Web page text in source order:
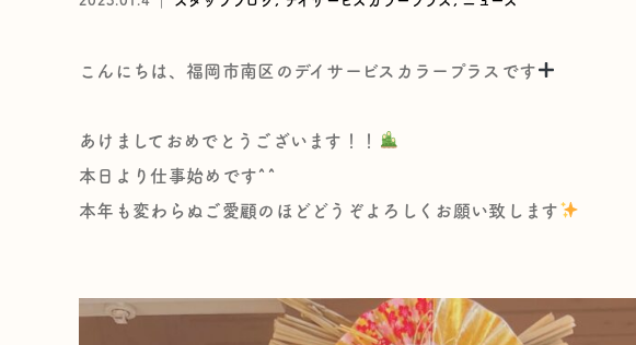
こんにちは、福岡市南区のデイサービスカラープラスです
あけましておめでとうございます！！
本日より仕事始めです^^
本年も変わらぬご愛顧のほどどうぞよろしくお願い致します